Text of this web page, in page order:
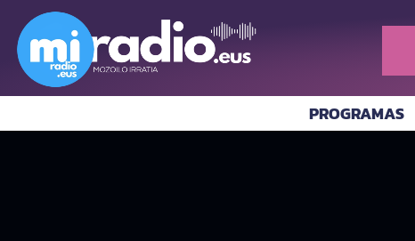
PROGRAMAS